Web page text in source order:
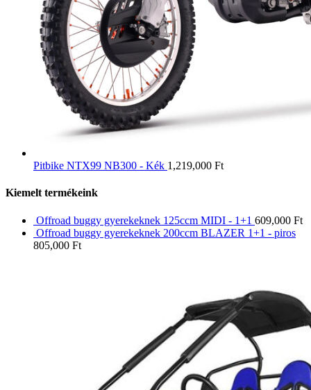
Pitbike NTX99 NB300 - Kék 1,219,000 Ft
Kiemelt termékeink
Offroad buggy gyerekeknek 125ccm MIDI - 1+1 609,000 Ft
Offroad buggy gyerekeknek 200ccm BLAZER 1+1 - piros
805,000 Ft